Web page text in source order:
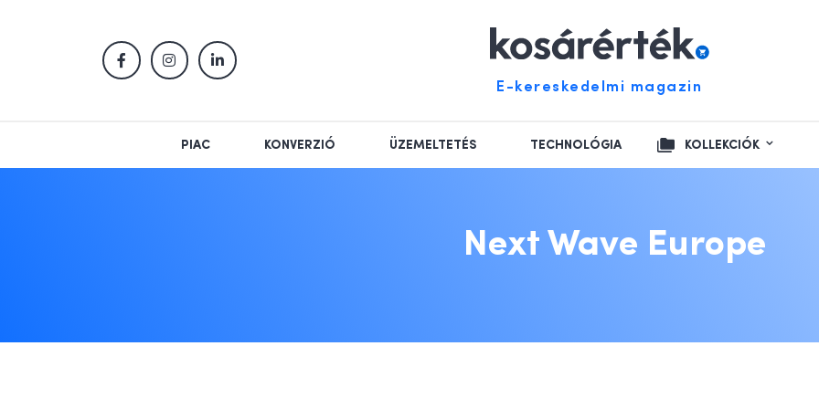
E-kereskedelmi magazin
PIAC KONVERZIÓ ÜZEMELTETÉS TECHNOLÓGIA KOLLEKCIÓK
Next Wave Europe